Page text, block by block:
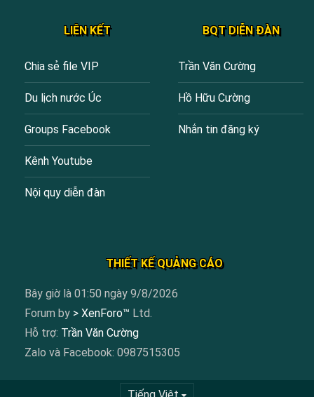
LIÊN KẾT
Chia sẻ file VIP
Du lịch nước Úc
Groups Facebook
Kênh Youtube
Nội quy diễn đàn
BQT DIỄN ĐÀN
Trần Văn Cường
Hồ Hữu Cường
Nhắn tin đăng ký
THIẾT KẾ QUẢNG CÁO
Bây giờ là 01:50 ngày 9/8/2026
Forum by > XenForo™ Ltd.
Hỗ trợ: Trần Văn Cường
Zalo và Facebook: 0987515305